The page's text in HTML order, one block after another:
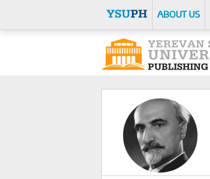
ABOUT US